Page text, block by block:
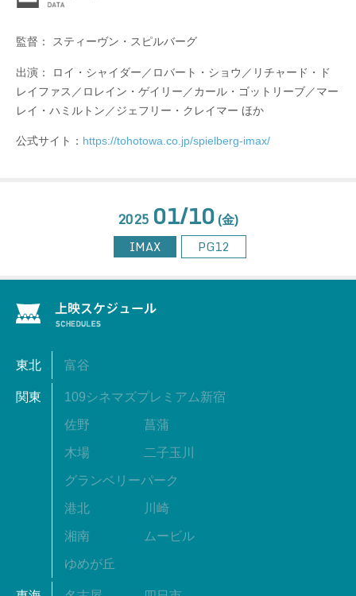
監督： スティーヴン・スピルバーグ
出演： ロイ・シャイダー／ロバート・ショウ／リチャード・ド
レイファス／ロレイン・ゲイリー／カール・ゴットリーブ／マー
レイ・ハミルトン／ジェフリー・クレイマー ほか
公式サイト： https://tohotowa.co.jp/spielberg-imax/
2025 01/10 (金)
IMAX PG12
東北 富谷
関東 109シネマズプレミアム新宿
佐野 菖蒲
木場 二子玉川
グランベリーパーク
港北 川崎
湘南 ムービル
ゆめが丘